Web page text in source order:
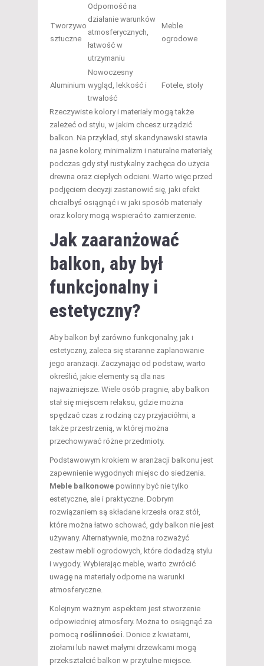
Tworzywo
sztuczne
Odporność na
działanie warunków
atmosferycznych,
łatwość w
utrzymaniu
Meble
ogrodowe
Aluminium
Nowoczesny
wygląd, lekkość i
trwałość
Fotele, stoły
Rzeczywiste kolory i materiały mogą także
zależeć od stylu, w jakim chcesz urządzić
balkon. Na przykład, styl skandynawski stawia
na jasne kolory, minimalizm i naturalne materiały,
podczas gdy styl rustykalny zachęca do użycia
drewna oraz ciepłych odcieni. Warto więc przed
podjęciem decyzji zastanowić się, jaki efekt
chciałbyś osiągnąć i w jaki sposób materiały
oraz kolory mogą wspierać to zamierzenie.
Jak zaaranżować
balkon, aby był
funkcjonalny i
estetyczny?
Aby balkon był zarówno funkcjonalny, jak i
estetyczny, zaleca się staranne zaplanowanie
jego aranżacji. Zaczynając od podstaw, warto
określić, jakie elementy są dla nas
najważniejsze. Wiele osób pragnie, aby balkon
stał się miejscem relaksu, gdzie można
spędzać czas z rodziną czy przyjaciółmi, a
także przestrzenią, w której można
przechowywać różne przedmioty.
Podstawowym krokiem w aranżacji balkonu jest
zapewnienie wygodnych miejsc do siedzenia.
Meble balkonowe powinny być nie tylko
estetyczne, ale i praktyczne. Dobrym
rozwiązaniem są składane krzesła oraz stół,
które można łatwo schować, gdy balkon nie jest
używany. Alternatywnie, można rozważyć
zestaw mebli ogrodowych, które dodadzą stylu
i wygody. Wybierając meble, warto zwrócić
uwagę na materiały odporne na warunki
atmosferyczne.
Kolejnym ważnym aspektem jest stworzenie
odpowiedniej atmosfery. Można to osiągnąć za
pomocą roślinności. Donice z kwiatami,
ziołami lub nawet małymi drzewkami mogą
przekształcić balkon w przytulne miejsce.